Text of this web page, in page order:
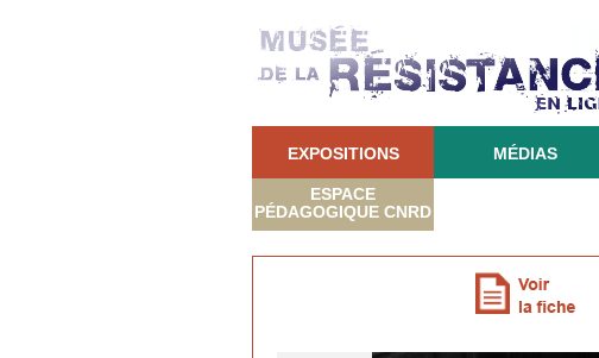
EXPOSITIONS MÉDIAS
ESPACE
PÉDAGOGIQUE CNRD